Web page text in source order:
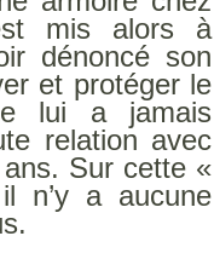
mis alors à
dénoncé son
et protéger le
lui a jamais
relation avec
Sur cette «
n’y a aucune